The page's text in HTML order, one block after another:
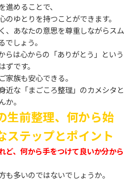
めることで、
のゆとりを持つことができます。
、あなたの意思を尊重しながらスム
しょう。
らは心からの「ありがとう」という
です。
家族も安心できる。
近な「まごころ整理」のカメシタと
か。
生前整理、何から始
ステップとポイント
ど、何から手をつけて良いか分から
も多いのではないでしょうか。